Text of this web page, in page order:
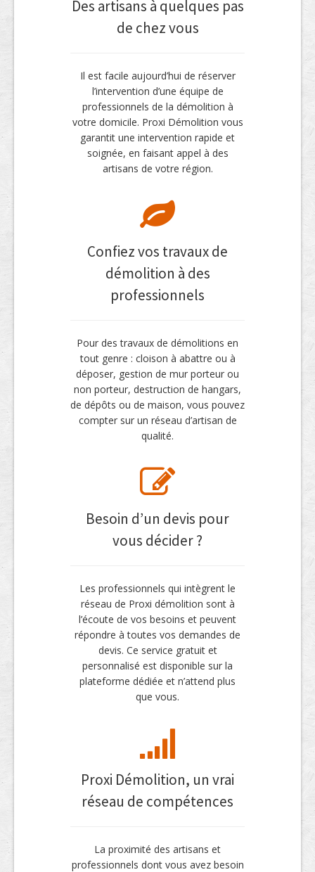
Des artisans à quelques pas
de chez vous
Il est facile aujourd’hui de réserver
l’intervention d’une équipe de
professionnels de la démolition à
votre domicile. Proxi Démolition vous
garantit une intervention rapide et
soignée, en faisant appel à des
artisans de votre région.
Confiez vos travaux de
démolition à des
professionnels
Pour des travaux de démolitions en
tout genre : cloison à abattre ou à
déposer, gestion de mur porteur ou
non porteur, destruction de hangars,
de dépôts ou de maison, vous pouvez
compter sur un réseau d’artisan de
qualité.
Besoin d’un devis pour
vous décider ?
Les professionnels qui intègrent le
réseau de Proxi démolition sont à
l’écoute de vos besoins et peuvent
répondre à toutes vos demandes de
devis. Ce service gratuit et
personnalisé est disponible sur la
plateforme dédiée et n’attend plus
que vous.
Proxi Démolition, un vrai
réseau de compétences
La proximité des artisans et
professionnels dont vous avez besoin